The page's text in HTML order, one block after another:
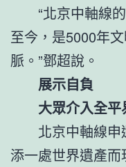
“北京中軸線
至今，是5000年
脈。”鄧超說。
展示自負
大眾介入全
北京中軸線
添一處世界遺產